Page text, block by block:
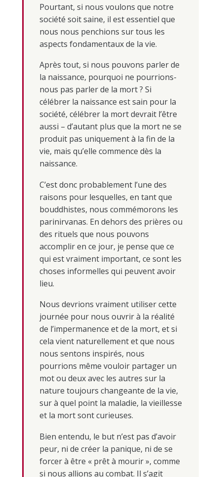
Pourtant, si nous voulons que notre
société soit saine, il est essentiel que
nous nous penchions sur tous les
aspects fondamentaux de la vie.
Après tout, si nous pouvons parler de
la naissance, pourquoi ne pourrions-
nous pas parler de la mort ? Si
célébrer la naissance est sain pour la
société, célébrer la mort devrait l’être
aussi – d’autant plus que la mort ne se
produit pas uniquement à la fin de la
vie, mais qu’elle commence dès la
naissance.
C’est donc probablement l’une des
raisons pour lesquelles, en tant que
bouddhistes, nous commémorons les
parinirvanas. En dehors des prières ou
des rituels que nous pouvons
accomplir en ce jour, je pense que ce
qui est vraiment important, ce sont les
choses informelles qui peuvent avoir
lieu.
Nous devrions vraiment utiliser cette
journée pour nous ouvrir à la réalité
de l’impermanence et de la mort, et si
cela vient naturellement et que nous
nous sentons inspirés, nous
pourrions même vouloir partager un
mot ou deux avec les autres sur la
nature toujours changeante de la vie,
sur à quel point la maladie, la vieillesse
et la mort sont curieuses.
Bien entendu, le but n’est pas d’avoir
peur, ni de créer la panique, ni de se
forcer à être « prêt à mourir », comme
si nous allions au combat. Il s’agit